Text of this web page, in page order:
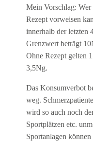
Mein Vorschlag:
Rezept vorweisen
innerhalb der letzten
Grenzwert beträgt
Ohne Rezept gelten
3,5Ng.
Das Konsumverbot
weg.
wird so auch noch
Sportplätzen etc.
Sportanlagen